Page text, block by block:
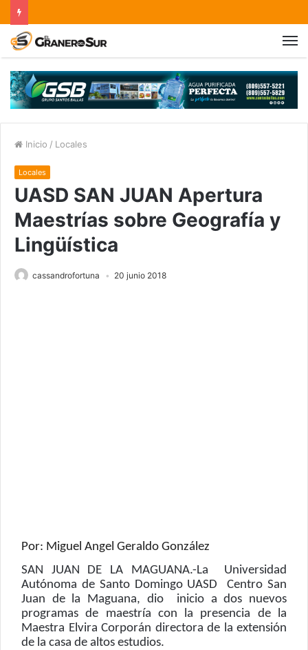
Inicio / Locales
Locales
UASD SAN JUAN Apertura
Maestrías sobre Geografía y
Lingüística
cassandrofortuna 20 junio 2018
Por: Miguel Angel Geraldo González
SAN JUAN DE LA MAGUANA.-La
Universidad
Autónoma de Santo Domingo UASD
Centro San
Juan de la Maguana, dio
inicio a dos nuevos
programas de maestría con la presencia de la
Maestra Elvira Corporán directora de la extensión
de la casa de altos estudios.